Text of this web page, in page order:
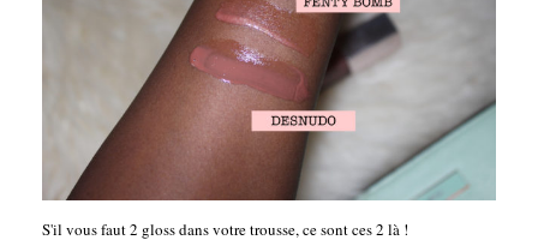
S'il vous faut 2 gloss dans votre trousse, ce sont ces 2 là !